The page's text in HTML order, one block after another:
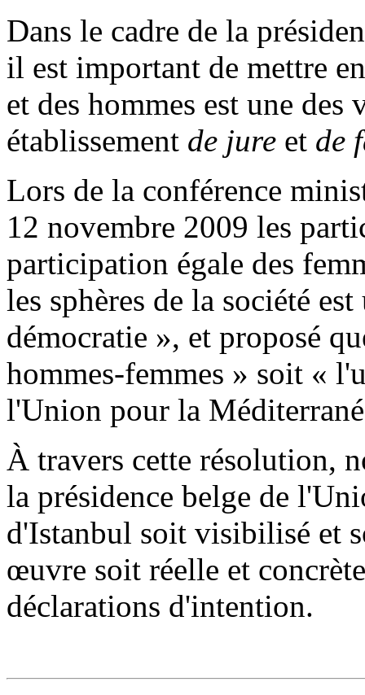
Dans le cadre de la
il est important de mettre
et des hommes est une
établissement de jure et de
Lors de la conférence
12 novembre 2009 les
participation égale des
les sphères de la société
démocratie », et proposé
hommes-femmes » soit «
l'Union pour la
À travers cette résolution,
la présidence belge de
d'Istanbul soit visibilisé et
œuvre soit réelle et
déclarations d'intention.